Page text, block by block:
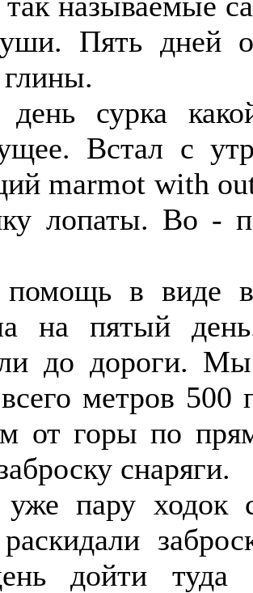
Пять дней
день сурка
Встал с
marmot with
лопаты. Во -
в виде
на пятый
до дороги. Мы
метров 500
от горы по
снаряги.
уже пару ходок
дойти туда